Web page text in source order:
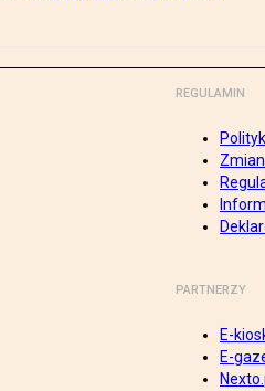
REGULAMIN
PARTNERZY
E-
E-